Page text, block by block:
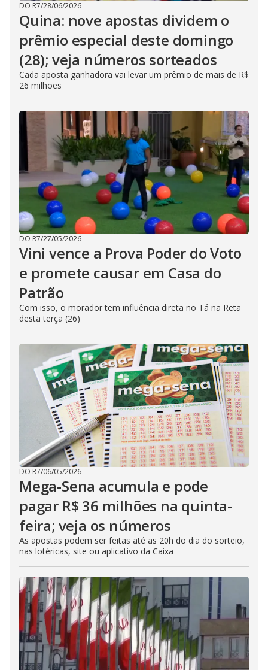
DO R7/28/06/2026
Quina: nove apostas dividem o
prêmio especial deste domingo
(28); veja números sorteados
Cada aposta ganhadora vai levar um prêmio de mais de R$
26 milhões
DO R7/27/05/2026
Vini vence a Prova Poder do Voto
e promete causar em Casa do
Patrão
Com isso, o morador tem influência direta no Tá na Reta
desta terça (26)
DO R7/06/05/2026
Mega-Sena acumula e pode
pagar R$ 36 milhões na quinta-
feira; veja os números
As apostas podem ser feitas até as 20h do dia do sorteio,
nas lotéricas, site ou aplicativo da Caixa